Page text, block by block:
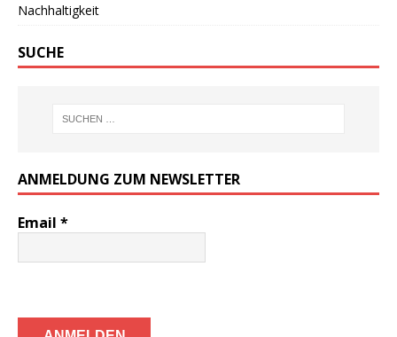
Nachhaltigkeit
SUCHE
ANMELDUNG ZUM NEWSLETTER
Email *